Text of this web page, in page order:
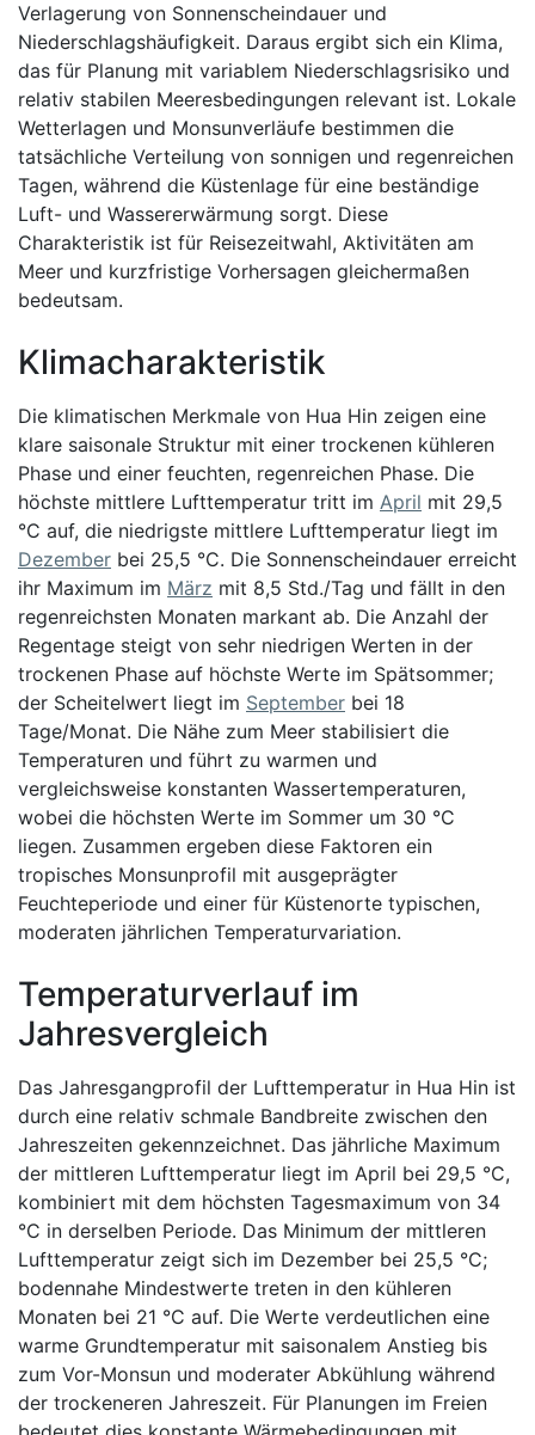
Verlagerung von Sonnenscheindauer und
Niederschlagshäufigkeit. Daraus ergibt sich ein Klima,
das für Planung mit variablem Niederschlagsrisiko und
relativ stabilen Meeresbedingungen relevant ist. Lokale
Wetterlagen und Monsunverläufe bestimmen die
tatsächliche Verteilung von sonnigen und regenreichen
Tagen, während die Küstenlage für eine beständige
Luft- und Wassererwärmung sorgt. Diese
Charakteristik ist für Reisezeitwahl, Aktivitäten am
Meer und kurzfristige Vorhersagen gleichermaßen
bedeutsam.
Klimacharakteristik
Die klimatischen Merkmale von Hua Hin zeigen eine
klare saisonale Struktur mit einer trockenen kühleren
Phase und einer feuchten, regenreichen Phase. Die
höchste mittlere Lufttemperatur tritt im April mit 29,5
°C auf, die niedrigste mittlere Lufttemperatur liegt im
Dezember bei 25,5 °C. Die Sonnenscheindauer erreicht
ihr Maximum im März mit 8,5 Std./Tag und fällt in den
regenreichsten Monaten markant ab. Die Anzahl der
Regentage steigt von sehr niedrigen Werten in der
trockenen Phase auf höchste Werte im Spätsommer;
der Scheitelwert liegt im September bei 18
Tage/Monat. Die Nähe zum Meer stabilisiert die
Temperaturen und führt zu warmen und
vergleichsweise konstanten Wassertemperaturen,
wobei die höchsten Werte im Sommer um 30 °C
liegen. Zusammen ergeben diese Faktoren ein
tropisches Monsunprofil mit ausgeprägter
Feuchteperiode und einer für Küstenorte typischen,
moderaten jährlichen Temperaturvariation.
Temperaturverlauf im
Jahresvergleich
Das Jahresgangprofil der Lufttemperatur in Hua Hin ist
durch eine relativ schmale Bandbreite zwischen den
Jahreszeiten gekennzeichnet. Das jährliche Maximum
der mittleren Lufttemperatur liegt im April bei 29,5 °C,
kombiniert mit dem höchsten Tagesmaximum von 34
°C in derselben Periode. Das Minimum der mittleren
Lufttemperatur zeigt sich im Dezember bei 25,5 °C;
bodennahe Mindestwerte treten in den kühleren
Monaten bei 21 °C auf. Die Werte verdeutlichen eine
warme Grundtemperatur mit saisonalem Anstieg bis
zum Vor-Monsun und moderater Abkühlung während
der trockeneren Jahreszeit. Für Planungen im Freien